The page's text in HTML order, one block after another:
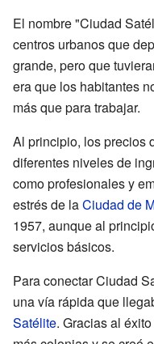
El nombre "Ciudad
centros urbanos que
grande, pero que
era que los habitantes
más que para trabajar.
Al principio, los precios
diferentes niveles de
como profesionales y
estrés de laCiudad de
1957, aunque al
servicios básicos.
Para conectar Ciudad
una vía rápida que
Satélite. Gracias al